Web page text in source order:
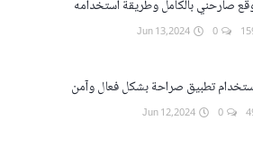
صارحني بالكامل وطريقة استخدامه
تطبيق صراحة بشكل فعال وآمن